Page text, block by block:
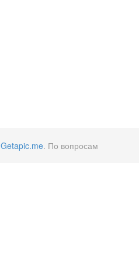
Getapic.me. По вопросам